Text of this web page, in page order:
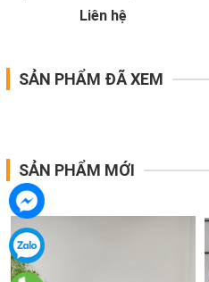
Liên hệ
SẢN PHẨM ĐÃ XEM
SẢN PHẨM MỚI